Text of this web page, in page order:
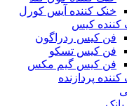
خنک کننده آیس کورل
کننده کیس
فن کیس ردراگون
فن کیس تسکو
فن کیس گیم مکس
پردازنده